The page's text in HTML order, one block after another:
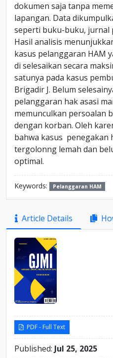
dokumen saja tanpa
lapangan. Data
seperti buku-buku, jurnal
Hasil analisis
kasus pelanggaran HAM
di selesaikan secara
satunya pada kasus
Brigadir J. Belum
pelanggaran hak asasi
memunculkan persoalan
dengan korban. Oleh
bahwa kasus penegakan
tergolonng lemah dan
optimal.
Keywords: Pelanggaran HAM
Article
Sidebar
Article Details
PDF - Full Text
Published: Jul 25, 2025